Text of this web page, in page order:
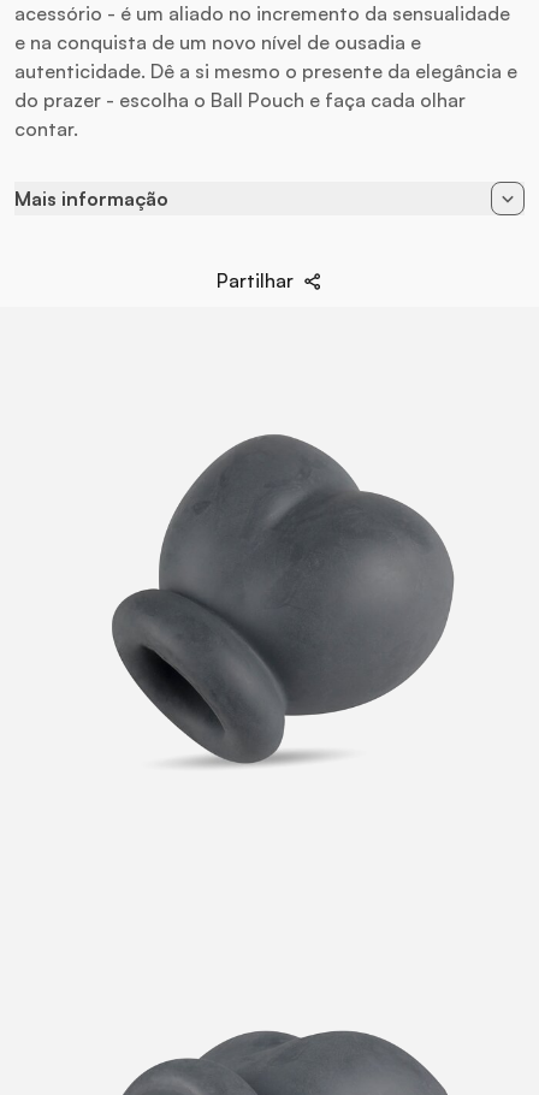
acessório - é um aliado no incremento da sensualidade
e na conquista de um novo nível de ousadia e
autenticidade. Dê a si mesmo o presente da elegância e
do prazer - escolha o Ball Pouch e faça cada olhar
contar.
Mais informação
8719497666652
Boners
Silicone Hipoalergênico
Partilhar